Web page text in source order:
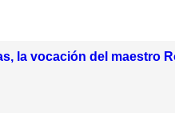
la vocación del maestro